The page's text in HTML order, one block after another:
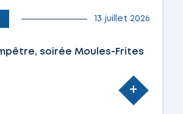
13 juillet 2026
soirée Moules-Frites
+